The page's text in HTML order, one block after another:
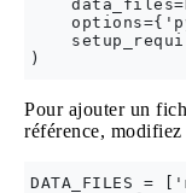
Pour ajouter un
référence,
DATA_FILES =